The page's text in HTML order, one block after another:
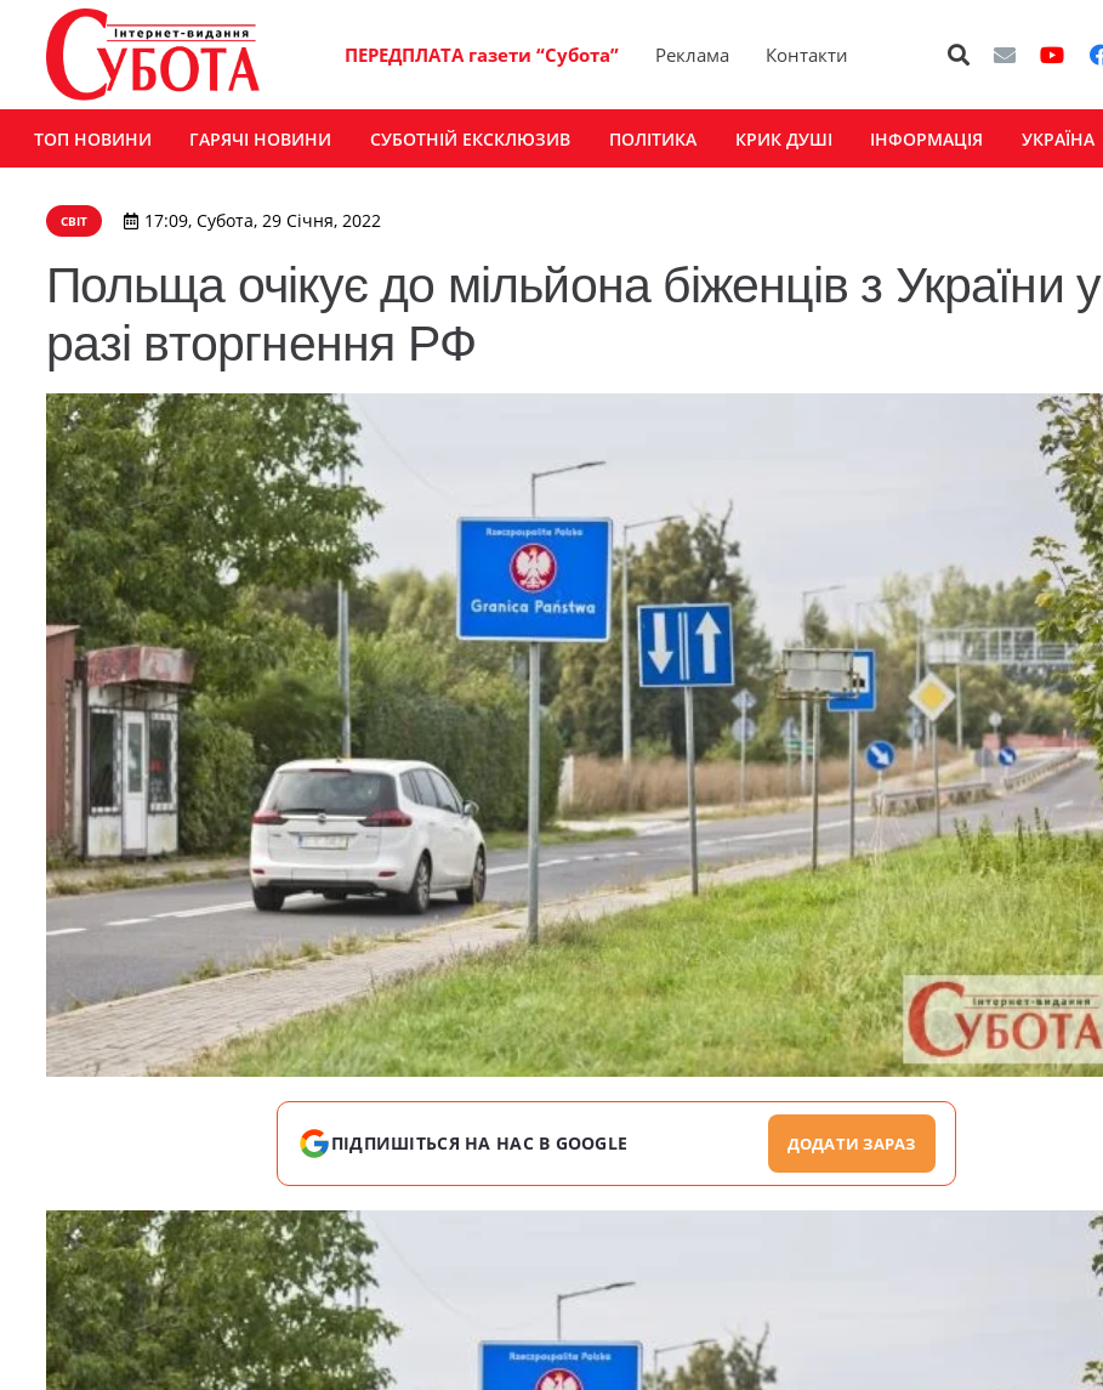
ПЕРЕДПЛАТА газети “Субота” Реклама Контакти
ТОП НОВИНИ ГАРЯЧІ НОВИНИ СУБОТНІЙ ЕКСКЛЮЗИВ ПОЛІТИКА КРИК ДУШІ ІНФОРМАЦІЯ УКРАЇНА
СВІТ 17:09, Субота, 29 Січня, 2022
Польща очікує до мільйона біженців з України у
разі вторгнення РФ
ПІДПИШІТЬСЯ НА НАС В GOOGLE ДОДАТИ ЗАРАЗ